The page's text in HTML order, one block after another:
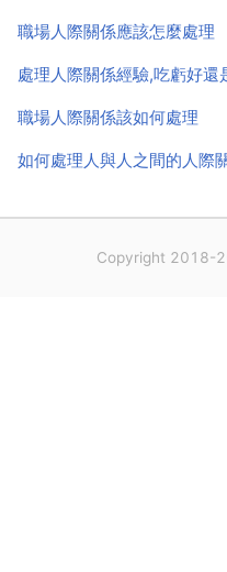
職場人際關係應該怎麼處理
處理人際關係經驗,吃虧好還
職場人際關係該如何處理
如何處理人與人之間的人際
Copyright 2018-